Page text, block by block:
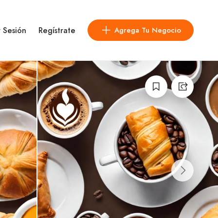
Regístrate Agrega Tu Negocio